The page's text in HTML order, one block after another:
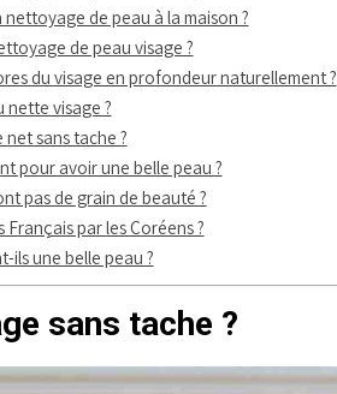
de peau à la maison ?
de peau visage ?
du visage en profondeur naturellement ?
nette visage ?
sans tache ?
pour avoir une belle peau ?
pas de grain de beauté ?
par les Coréens ?
ils une belle peau ?
sans tache ?